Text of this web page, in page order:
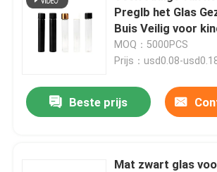
Preglb het Glas
Buis Veilig voor
het Broodjesbuis
MOQ：5000PCS
Prijs：usd0.08-
Beste prijs
Mat zwart glas